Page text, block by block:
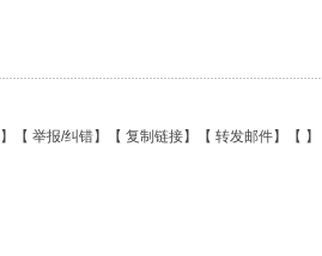
】【 举报/纠错】【 复制链接】【 转发邮件】【 】